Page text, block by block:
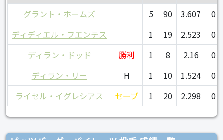
グラント・ホームズ
5 90 3.607
0
ディディエル・フエンテス
1 19 2.523
0
ディラン・ドッド
勝利 1 8 2.16
0
ディラン・リー
H 1 10 1.524
0
ライセル・イグレシアス
セーブ 1 20 2.298 0